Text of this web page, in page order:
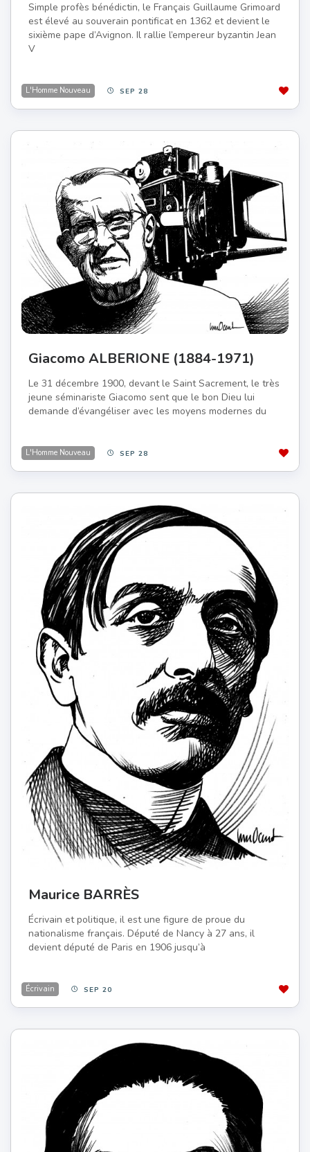
Simple profès bénédictin, le Français Guillaume Grimoard
est élevé au souverain pontificat en 1362 et devient le
sixième pape d’Avignon. Il rallie l’empereur byzantin Jean
V
L'Homme Nouveau SEP 28
Giacomo ALBERIONE (1884-1971)
Le 31 décembre 1900, devant le Saint Sacrement, le très
jeune séminariste Giacomo sent que le bon Dieu lui
demande d’évangéliser avec les moyens modernes du
L'Homme Nouveau SEP 28
Maurice BARRÈS
Écrivain et politique, il est une figure de proue du
nationalisme français. Député de Nancy à 27 ans, il
devient député de Paris en 1906 jusqu’à
Écrivain SEP 20